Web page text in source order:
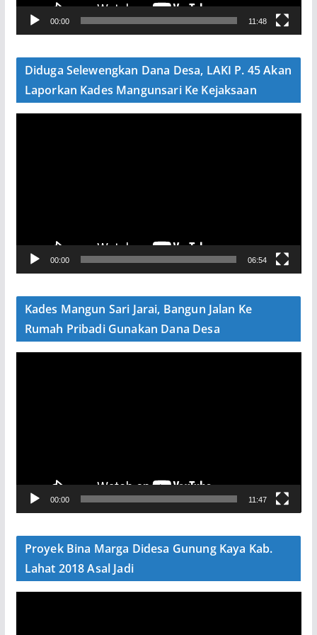
V
e
00:00 11:48
Diduga Selewengkan Dana Desa, LAKI P. 45 Akan
Laporkan Kades Mangunsari Ke Kejaksaan
V
e
00:00 06:54
Kades Mangun Sari Jarai, Bangun Jalan Ke
Rumah Pribadi Gunakan Dana Desa
V
e
00:00 11:47
Proyek Bina Marga Didesa Gunung Kaya Kab.
Lahat 2018 Asal Jadi